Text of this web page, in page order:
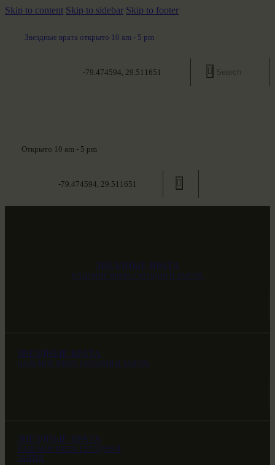
Skip to content Skip to sidebar Skip to footer
Звездные врата открыто 10 am - 5 pm
-79.474594, 29.511651
Открыто 10 am - 5 pm
-79.474594, 29.511651
ЗВЕЗДНЫЕ ВРАТА
НАШ МИР ВЧЕРА СЕГОДНЯ И ЗАВТРА
ЗВЕЗДНЫЕ ВРАТА
НАШ МИР ВЧЕРА СЕГОДНЯ И ЗАВТРА
ЗВЕЗДНЫЕ ВРАТА
НАШ МИР ВЧЕРА СЕГОДНЯ И
ЗАВТРА